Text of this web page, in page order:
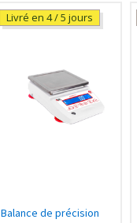
Livré en 4 / 5 jours
Balance de précision